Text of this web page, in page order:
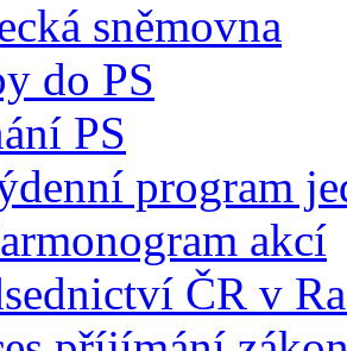
sněmovna
do PS
PS
program
akcí
ČR v